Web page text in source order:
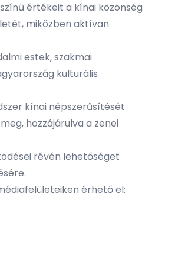
értékeit a kínai közönség
miközben aktívan
estek, szakmai
kulturális
kínai népszerűsítését
hozzájárulva a zenei
révén lehetőséget
érhető el: